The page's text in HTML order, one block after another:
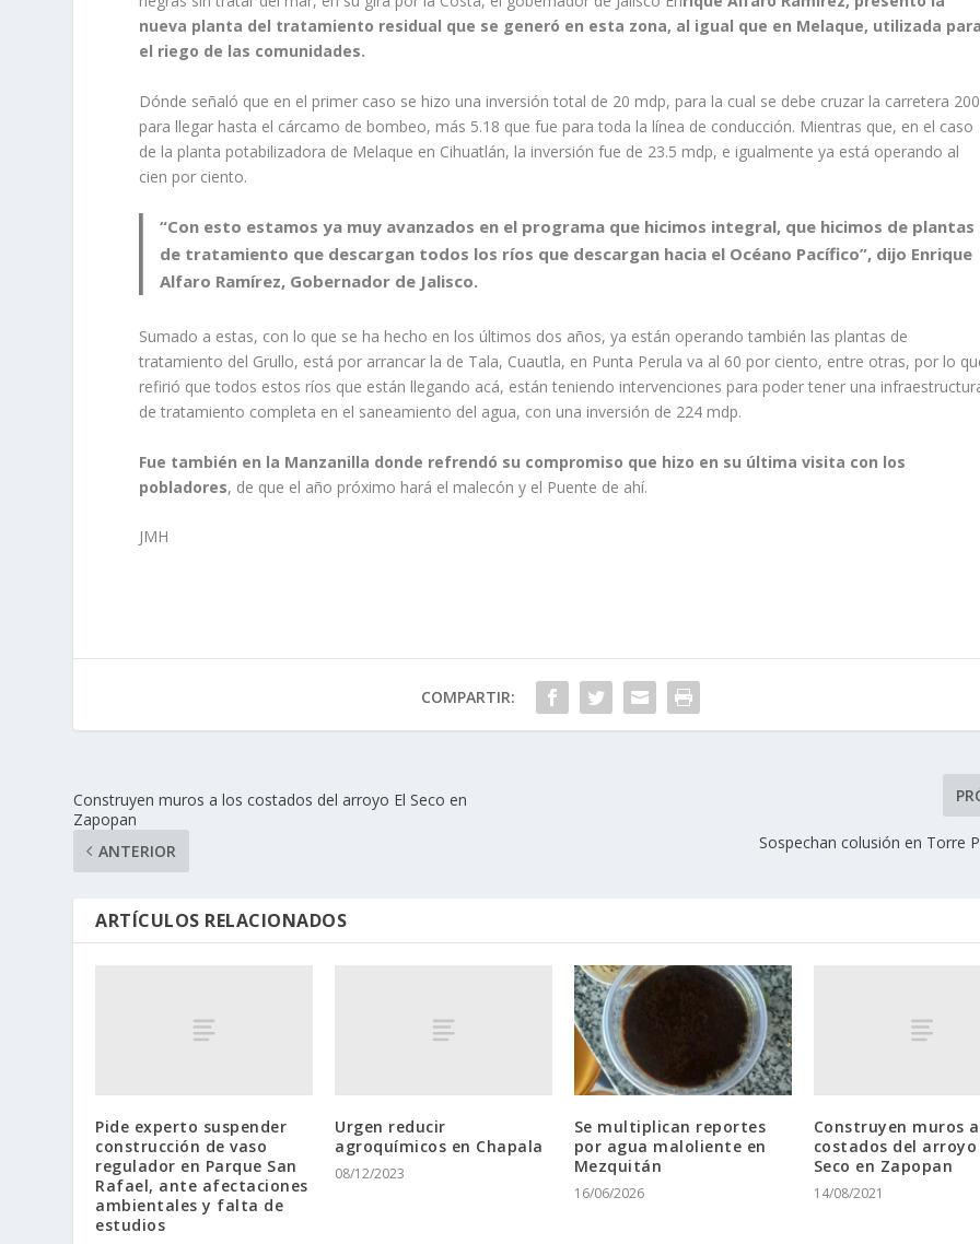
nueva planta del tratamiento residual que se generó en esta zona, al igual que en Melaque, utilizada
el riego de las comunidades.
Dónde señaló que en el primer caso se hizo una inversión total de 20 mdp, para la cual se debe cruzar la carretera 200
para llegar hasta el cárcamo de bombeo, más 5.18 que fue para toda la línea de conducción. Mientras que, en el caso
de la planta potabilizadora de Melaque en Cihuatlán, la inversión fue de 23.5 mdp, e igualmente ya está operando al
cien por ciento.
“Con esto estamos ya muy avanzados en el programa que hicimos integral, que hicimos de plantas
de tratamiento que descargan todos los ríos que descargan hacia el Océano Pacífico”, dijo Enrique
Alfaro Ramírez, Gobernador de Jalisco.
Sumado a estas, con lo que se ha hecho en los últimos dos años, ya están operando también las plantas de
tratamiento del Grullo, está por arrancar la de Tala, Cuautla, en Punta Perula va al 60 por ciento, entre otras, por lo
refirió que todos estos ríos que están llegando acá, están teniendo intervenciones para poder tener una
de tratamiento completa en el saneamiento del agua, con una inversión de 224 mdp.
Fue también en la Manzanilla donde refrendó su compromiso que hizo en su última visita con los
pobladores, de que el año próximo hará el malecón y el Puente de ahí.
JMH
COMPARTIR:
Construyen muros a los costados del arroyo El Seco en
Zapopan
ANTERIOR
Sospechan colusión en Torre
ARTÍCULOS RELACIONADOS
Pide experto suspender
construcción de vaso
regulador en Parque San
Rafael, ante afectaciones
ambientales y falta de
estudios
Urgen reducir
agroquímicos en Chapala
08/12/2023
Se multiplican reportes
por agua maloliente en
Mezquitán
16/06/2026
Construyen muros
costados del arroyo
Seco en Zapopan
14/08/2021